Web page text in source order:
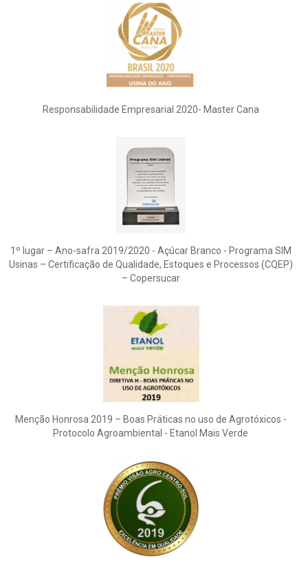
Responsabilidade Empresarial 2020- Master Cana
1º lugar – Ano-safra 2019/2020 - Açúcar Branco - Programa SIM
Usinas – Certificação de Qualidade, Estoques e Processos (CQEP)
– Copersucar
Menção Honrosa 2019 – Boas Práticas no uso de Agrotóxicos -
Protocolo Agroambiental - Etanol Mais Verde